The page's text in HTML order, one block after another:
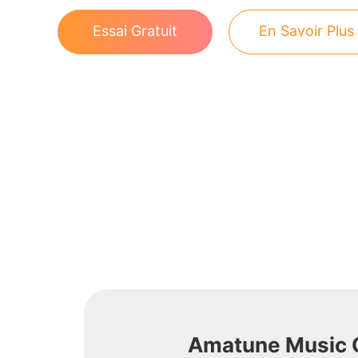
Essai Gratuit En Savoir Plus
Amatune Music